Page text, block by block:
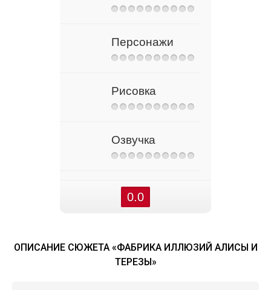
Персонажи
Рисовка
Озвучка
0.0
ОПИСАНИЕ СЮЖЕТА «ФАБРИКА ИЛЛЮЗИЙ АЛИСЫ И
ТЕРЕЗЫ»